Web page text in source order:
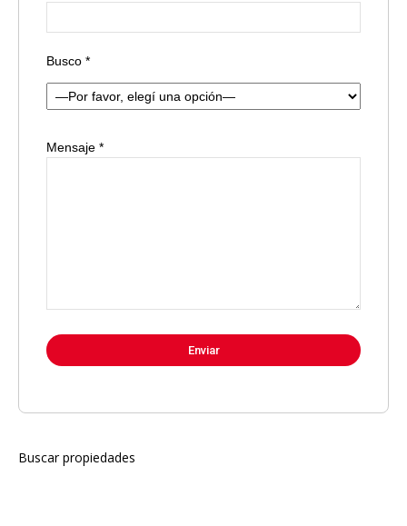
Busco *
Mensaje *
Buscar propiedades